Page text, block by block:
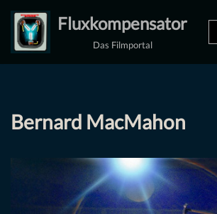
Zum
Inhalt
Fluxkompensator
Das Filmportal
Bernard MacMahon